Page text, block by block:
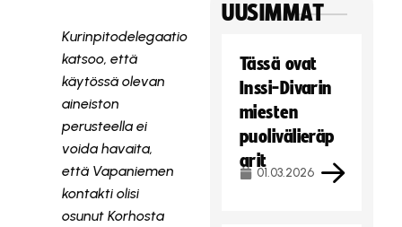
Kurinpitodelegaatio
katsoo, että
käytössä olevan
aineiston
perusteella ei
voida havaita,
että Vapaniemen
kontakti olisi
osunut Korhosta
UUSIMMAT
Tässä ovat
Inssi-Divarin
miesten
puolivälieräp
arit
01.03.2026